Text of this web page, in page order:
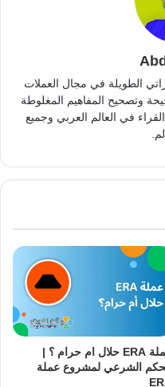
الطويلة في مجال العملات
وتصحيح المفاهيم المغلوطة
في العالم العربي وجميع
عملة ERA حلال ام حرام ؟ |
الشرعي لمشروع عملة